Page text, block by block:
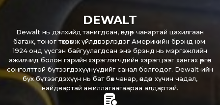
DEWALT
Dewalt нь дэлхийд танигдсан, өндөр чанартай цахилгаан
багаж, тоног төхөөрөмж үйлдвэрлэдэг Америкийн брэнд юм.
1924 онд үүсгэн байгуулагдсан энэ брэнд нь мэргэжлийн
ажилчид болон гэрийн хэрэглэгчдийн хэрэгцээг хангах өргөн
сонголттой бүтээгдэхүүнүүдийг санал болгодог. Dewalt-ийн
бүх бүтээгдэхүүн нь бат бөх чанар, өндөр хүчин чадал,
найдвартай ажиллагаагаараа алдартай.